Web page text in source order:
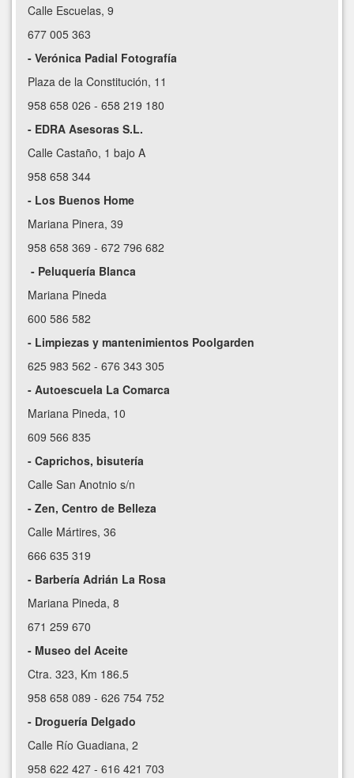
Calle Escuelas, 9
677 005 363
- Verónica Padial Fotografía
Plaza de la Constitución, 11
958 658 026 - 658 219 180
- EDRA Asesoras S.L.
Calle Castaño, 1 bajo A
958 658 344
- Los Buenos Home
Mariana Pinera, 39
958 658 369 - 672 796 682
- Peluquería Blanca
Mariana Pineda
600 586 582
- Limpiezas y mantenimientos Poolgarden
625 983 562 - 676 343 305
- Autoescuela La Comarca
Mariana Pineda, 10
609 566 835
- Caprichos, bisutería
Calle San Anotnio s/n
- Zen, Centro de Belleza
Calle Mártires, 36
666 635 319
- Barbería Adrián La Rosa
Mariana Pineda, 8
671 259 670
- Museo del Aceite
Ctra. 323, Km 186.5
958 658 089 - 626 754 752
- Droguería Delgado
Calle Río Guadiana, 2
958 622 427 - 616 421 703